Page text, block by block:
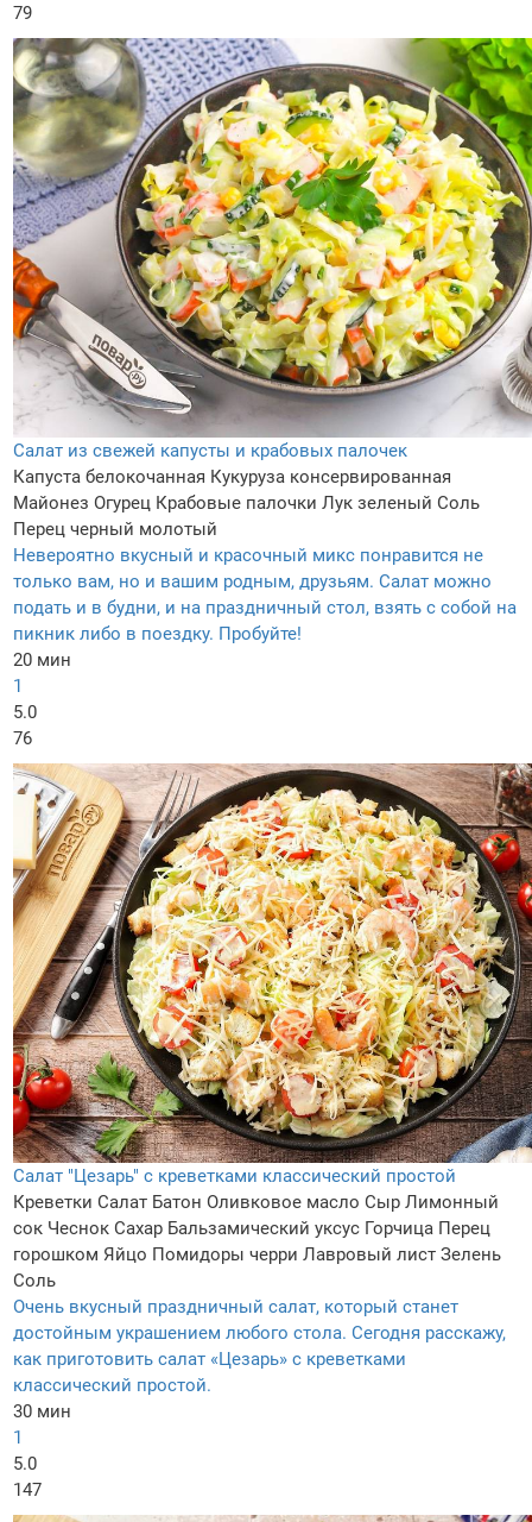
79
Салат из свежей капусты и крабовых палочек
Капуста белокочанная Кукуруза консервированная
Майонез Огурец Крабовые палочки Лук зеленый Соль
Перец черный молотый
Невероятно вкусный и красочный микс понравится не
только вам, но и вашим родным, друзьям. Салат можно
подать и в будни, и на праздничный стол, взять с собой на
пикник либо в поездку. Пробуйте!
20 мин
1
5.0
76
Салат "Цезарь" с креветками классический простой
Креветки Салат Батон Оливковое масло Сыр Лимонный
сок Чеснок Сахар Бальзамический уксус Горчица Перец
горошком Яйцо Помидоры черри Лавровый лист Зелень
Соль
Очень вкусный праздничный салат, который станет
достойным украшением любого стола. Сегодня расскажу,
как приготовить салат «Цезарь» с креветками
классический простой.
30 мин
1
5.0
147